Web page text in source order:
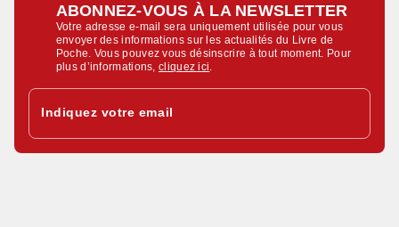
ABONNEZ-VOUS À LA NEWSLETTER
Votre adresse e-mail sera uniquement utilisée pour vous
envoyer des informations sur les actualités du Livre de
Poche. Vous pouvez vous désinscrire à tout moment. Pour
plus d’informations,cliquez ici
Indiquez votre email